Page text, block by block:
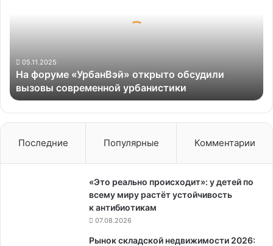
урбанистики
05.11.2025
На форуме «УрбанВэй» открыто обсудили
вызовы современной урбанистики
Последние Популярные Комментарии
«Это реально происходит»: у детей по
всему миру растёт устойчивость
к антибиотикам
07.08.2026
Рынок складской недвижимости 2026: